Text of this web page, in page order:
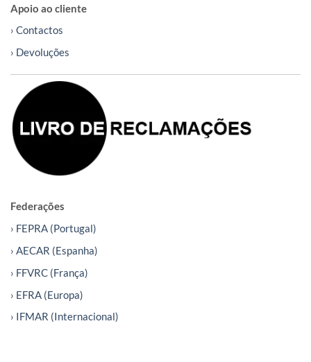
Apoio ao cliente
› Contactos
› Devoluções
Federações
› FEPRA (Portugal)
› AECAR (Espanha)
› FFVRC (França)
› EFRA (Europa)
› IFMAR (Internacional)